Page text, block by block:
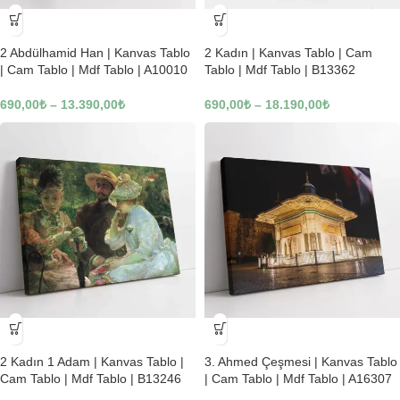
-23%
2 Abdülhamid Han | Kanvas Tablo
| Cam Tablo | Mdf Tablo | A10010
690,00₺ – 13.390,00₺
-23%
2 Kadın | Kanvas Tablo | Cam
Tablo | Mdf Tablo | B13362
690,00₺ – 18.190,00₺
-23%
2 Kadın 1 Adam | Kanvas Tablo |
Cam Tablo | Mdf Tablo | B13246
-23%
3. Ahmed Çeşmesi | Kanvas Tablo
| Cam Tablo | Mdf Tablo | A16307